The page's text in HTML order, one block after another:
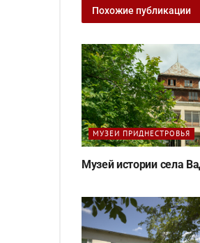
Похожие публикации
МУЗЕИ ПРИДНЕСТРОВЬЯ
Музей истории села